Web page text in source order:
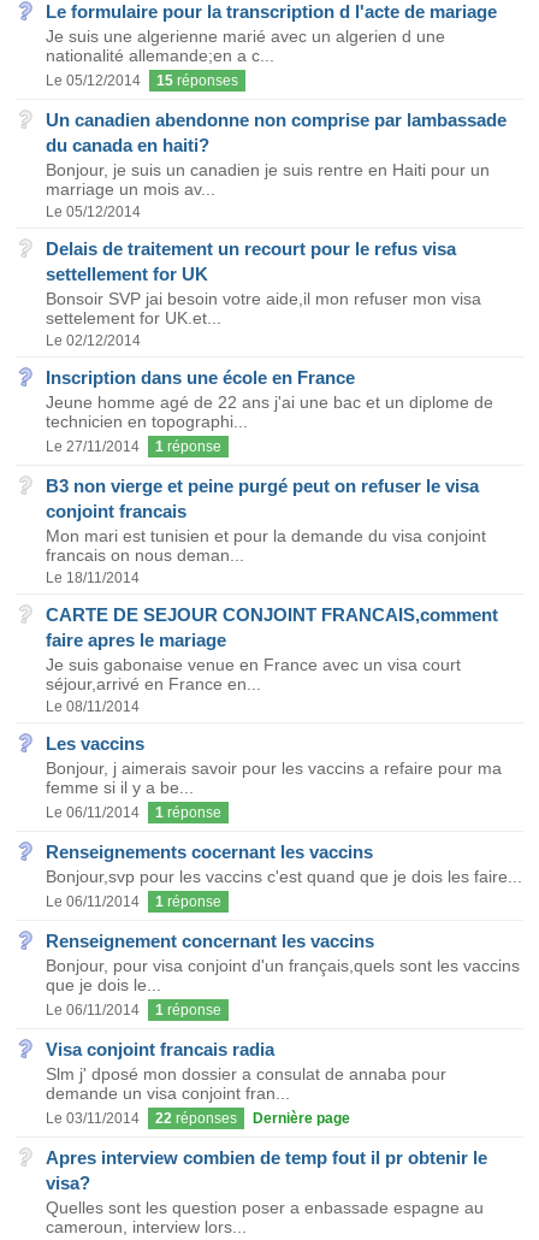
Le formulaire pour la transcription d l'acte de mariage
Je suis une algerienne marié avec un algerien d une
nationalité allemande;en a c...
Le 05/12/2014 15 réponses
Un canadien abendonne non comprise par lambassade
du canada en haiti?
Bonjour, je suis un canadien je suis rentre en Haiti pour un
marriage un mois av...
Le 05/12/2014
Delais de traitement un recourt pour le refus visa
settellement for UK
Bonsoir SVP jai besoin votre aide,il mon refuser mon visa
settelement for UK.et...
Le 02/12/2014
Inscription dans une école en France
Jeune homme agé de 22 ans j'ai une bac et un diplome de
technicien en topographi...
Le 27/11/2014 1 réponse
B3 non vierge et peine purgé peut on refuser le visa
conjoint francais
Mon mari est tunisien et pour la demande du visa conjoint
francais on nous deman...
Le 18/11/2014
CARTE DE SEJOUR CONJOINT FRANCAIS,comment
faire apres le mariage
Je suis gabonaise venue en France avec un visa court
séjour,arrivé en France en...
Le 08/11/2014
Les vaccins
Bonjour, j aimerais savoir pour les vaccins a refaire pour ma
femme si il y a be...
Le 06/11/2014 1 réponse
Renseignements cocernant les vaccins
Bonjour,svp pour les vaccins c'est quand que je dois les faire...
Le 06/11/2014 1 réponse
Renseignement concernant les vaccins
Bonjour, pour visa conjoint d'un français,quels sont les vaccins
que je dois le...
Le 06/11/2014 1 réponse
Visa conjoint francais radia
Slm j' dposé mon dossier a consulat de annaba pour
demande un visa conjoint fran...
Le 03/11/2014 22 réponses Dernière page
Apres interview combien de temp fout il pr obtenir le
visa?
Quelles sont les question poser a enbassade espagne au
cameroun, interview lors...